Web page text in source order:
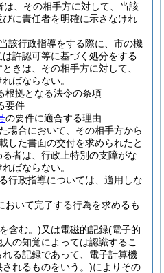
は、その相手方に対して、当該
に責任者を明確に示さなけれ
該行政指導をする際に、市の機
許認可等に基づく処分をする
きは、その相手方に対して、
ばならない。
根拠となる法令の条項
要件
の要件に適合する理由
場合において、その相手方から
した書面の交付を求められたと
者は、行政上特別の支障がな
ばならない。
行政指導については、適用しな
おいて完了する行為を求めるも
含む。)又は電磁的記録(電子的
の知覚によっては認識するこ
る記録であって、電子計算機
れるものをいう。)によりその